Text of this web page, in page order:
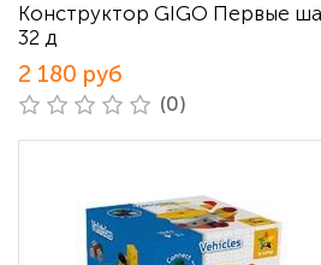
Конструктор GIGO Первые
32 д
2 180 руб
(0)